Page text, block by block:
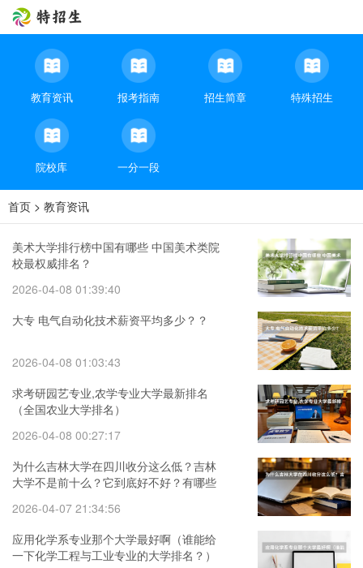
教育资讯 报考指南 招生简章 特殊招生
院校库 一分一段
首页 > 教育资讯
美术大学排行榜中国有哪些 中国美术类院
校最权威排名？
2026-04-08 01:39:40
大专 电气自动化技术薪资平均多少？？
2026-04-08 01:03:43
求考研园艺专业,农学专业大学最新排名
（全国农业大学排名）
2026-04-08 00:27:17
为什么吉林大学在四川收分这么低？吉林
大学不是前十么？它到底好不好？有哪些
2026-04-07 21:34:56
应用化学系专业那个大学最好啊（谁能给
一下化学工程与工业专业的大学排名？）